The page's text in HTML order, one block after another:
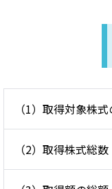
（1）取得対象株
（2）取得株式総数